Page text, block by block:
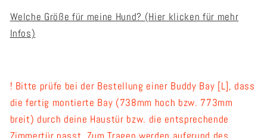
Welche Größe für meine Hund? (Hier klicken für mehr
Infos)
! Bitte prüfe bei der Bestellung einer Buddy Bay [L], dass
die fertig montierte Bay (738mm hoch bzw. 773mm
breit) durch deine Haustür bzw. die entsprechende